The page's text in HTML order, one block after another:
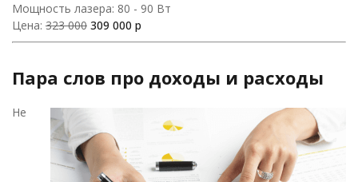
Мощность лазера: 80 - 90 Вт
Цена: 323 000 309 000 p
Пара слов про доходы и расходы
Не